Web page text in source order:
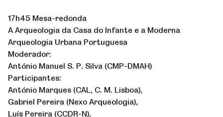
17h45 Mesa-redonda
A Arqueologia da Casa do Infante e a Moderna
Arqueologia Urbana Portuguesa
Moderador:
António Manuel S. P. Silva (CMP-DMAH)
Participantes:
António Marques (CAL, C. M. Lisboa),
Gabriel Pereira (Nexo Arqueologia),
Luís Pereira (CCDR-N),